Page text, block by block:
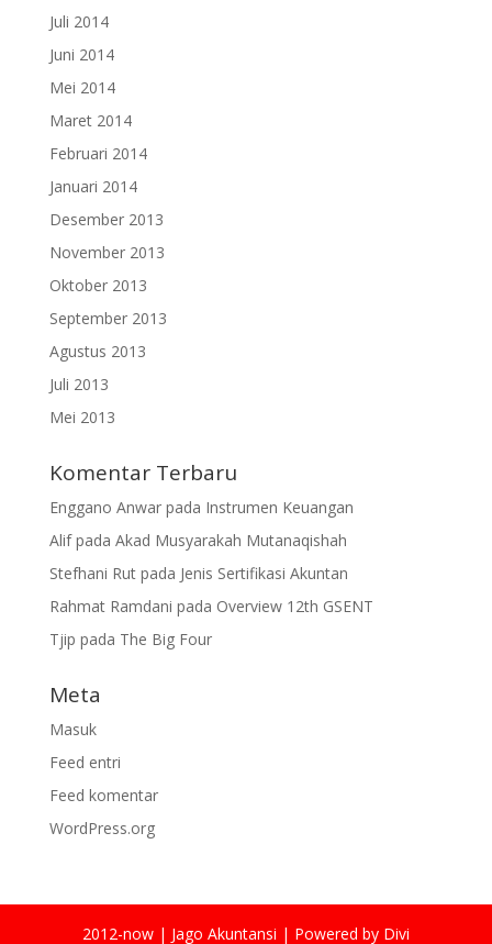
Juli 2014
Juni 2014
Mei 2014
Maret 2014
Februari 2014
Januari 2014
Desember 2013
November 2013
Oktober 2013
September 2013
Agustus 2013
Juli 2013
Mei 2013
Komentar Terbaru
Enggano Anwarpada Instrumen Keuangan
Alifpada Akad Musyarakah Mutanaqishah
Stefhani Rutpada Jenis Sertifikasi Akuntan
Rahmat Ramdani pada Overview 12th GSENT
Tjip pada The Big Four
Meta
Masuk
Feed entri
Feed komentar
WordPress.org
2012-now | Jago Akuntansi | Powered by Divi